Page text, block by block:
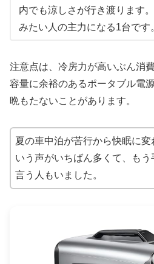
内でも涼しさが行き渡ります
みたい人の主力になる1台です
注意点は、冷房力が高いぶん消
容量に余裕のあるポータブル電
晩もたないことがあります。
夏の車中泊が苦行から快眠に変
いう声がいちばん多くて、もう
言う人もいました。